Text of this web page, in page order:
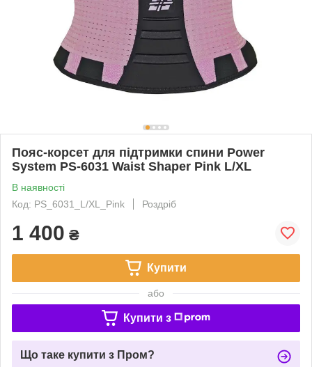
Пояс-корсет для підтримки спини Power
System PS-6031 Waist Shaper Pink L/XL
В наявності
Код: PS_6031_L/XL_Pink
Роздріб
1 400 ₴
Купити
або
Купити з
Що таке купити з Пром?